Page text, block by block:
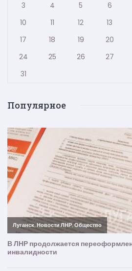
3
4 5 6
10
11 12 13
17
18 19 20
24
25 26 27
31
Популярное